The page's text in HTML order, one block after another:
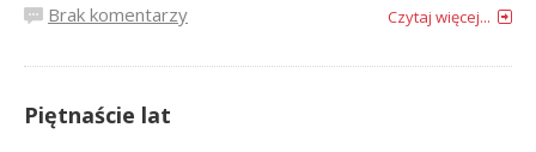
Brak komentarzy Czytaj więcej...
Piętnaście lat